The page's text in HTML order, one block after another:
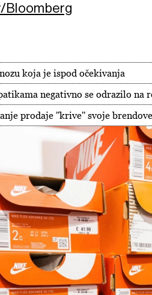
Bloomberg
koja je ispod očekivanja
negativno se odrazilo na
prodaje ''krive'' svoje